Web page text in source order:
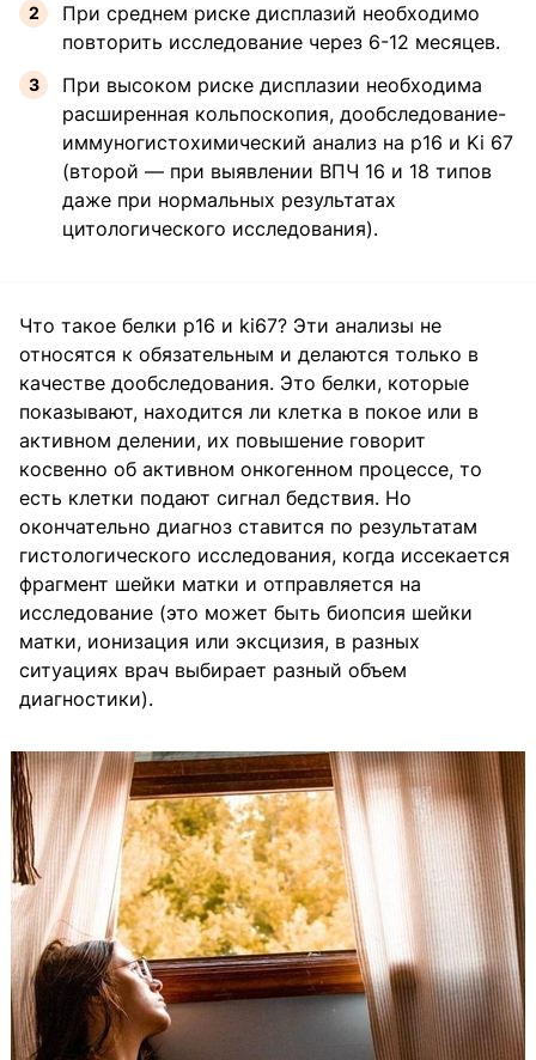
При среднем риске дисплазий необходимо
повторить исследование через 6-12 месяцев.
При высоком риске дисплазии необходима
расширенная кольпоскопия, дообследование-
иммуногистохимический анализ на p16 и Ki 67
(второй — при выявлении ВПЧ 16 и 18 типов
даже при нормальных результатах
цитологического исследования).
Что такое белки р16 и ki67? Эти анализы не
относятся к обязательным и делаются только в
качестве дообследования. Это белки, которые
показывают, находится ли клетка в покое или в
активном делении, их повышение говорит
косвенно об активном онкогенном процессе, то
есть клетки подают сигнал бедствия. Но
окончательно диагноз ставится по результатам
гистологического исследования, когда иссекается
фрагмент шейки матки и отправляется на
исследование (это может быть биопсия шейки
матки, ионизация или эксцизия, в разных
ситуациях врач выбирает разный объем
диагностики).